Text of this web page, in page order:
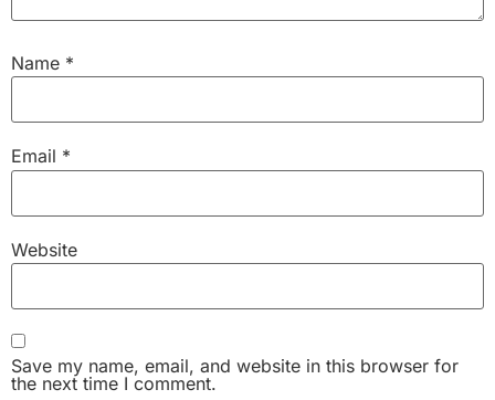
Name *
Email *
Website
Save my name, email, and website in this browser for
the next time I comment.